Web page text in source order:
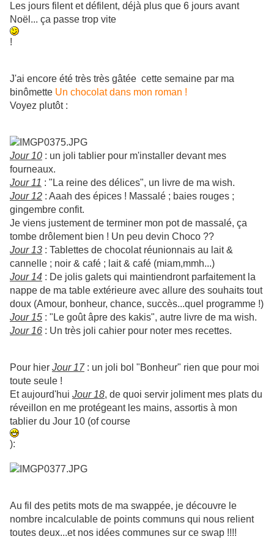
Les jours filent et défilent, déjà plus que 6 jours avant
Noël... ça passe trop vite
!
J'ai encore été très très gâtée cette semaine par ma
binômette Un chocolat dans mon roman !
Voyez plutôt :
Jour 10 : un joli tablier pour m'installer devant mes
fourneaux.
Jour 11 : "La reine des délices", un livre de ma wish.
Jour 12 : Aaah des épices ! Massalé ; baies rouges ;
gingembre confit.
Je viens justement de terminer mon pot de massalé, ça
tombe drôlement bien ! Un peu devin Choco ??
Jour 13 : Tablettes de chocolat réunionnais au lait &
cannelle ; noir & café ; lait & café (miam,mmh...)
Jour 14 : De jolis galets qui maintiendront parfaitement la
nappe de ma table extérieure avec allure des souhaits tout
doux (Amour, bonheur, chance, succès...quel programme !)
Jour 15 : "Le goût âpre des kakis", autre livre de ma wish.
Jour 16 : Un très joli cahier pour noter mes recettes.
Pour hier Jour 17: un joli bol "Bonheur" rien que pour moi
toute seule !
Et aujourd'hui Jour 18, de quoi servir joliment mes plats du
réveillon en me protégeant les mains, assortis à mon
tablier du Jour 10 (of course
):
Au fil des petits mots de ma swappée, je découvre le
nombre incalculable de points communs qui nous relient
toutes deux...et nos idées communes sur ce swap !!!!